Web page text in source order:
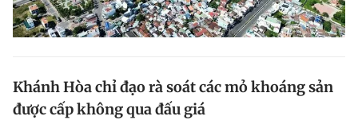
Tổng biên tập: Nguyễn Ngọc Toàn
Phó tổng biên tập thường trực: Hải Thành
Giấy phép xuất bản số 110/GP - BTTTT cấp ngày 24.3.2020
© 2003-2026 Bản quyền thuộc về Báo Thanh Niên. Cấm sao chép
Khánh Hòa chỉ đạo rà soát các mỏ khoáng sản
được cấp không qua đấu giá